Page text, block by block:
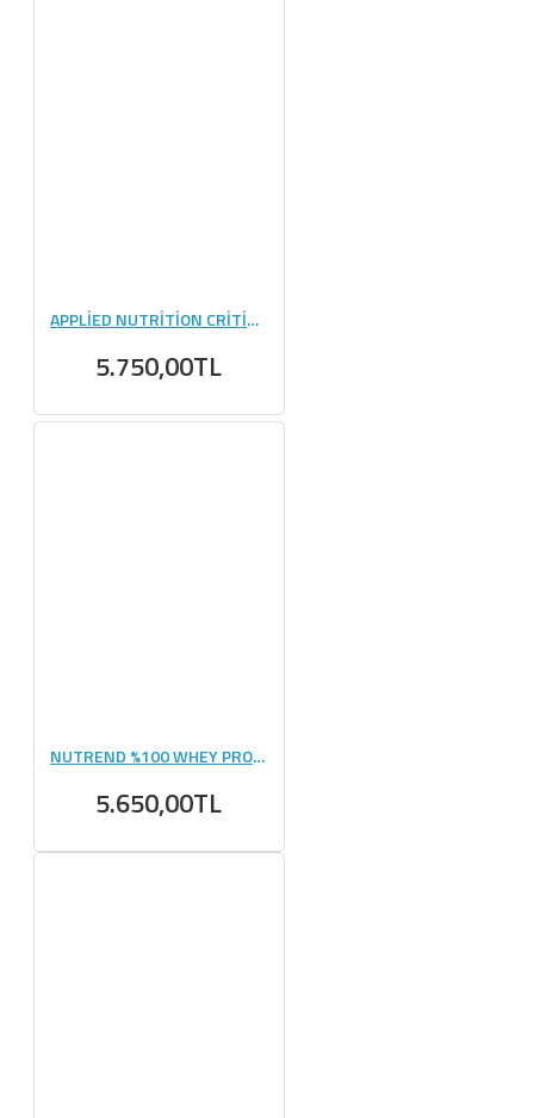
APPLİED NUTRİTİON CRİTİCAL WHEY PROTEİN 2000 GR
5.750,00TL
NUTREND %100 WHEY PROTEİN 2250 GR
5.650,00TL